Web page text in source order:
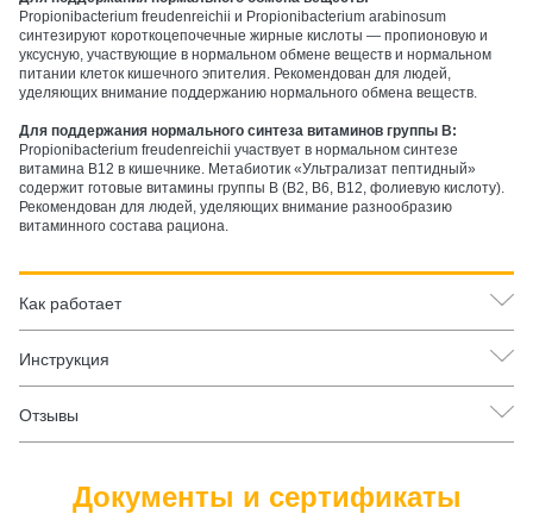
Propionibacterium freudenreichii и Propionibacterium arabinosum
синтезируют короткоцепочечные жирные кислоты — пропионовую и
уксусную, участвующие в нормальном обмене веществ и нормальном
питании клеток кишечного эпителия. Рекомендован для людей,
уделяющих внимание поддержанию нормального обмена веществ.
Для поддержания нормального синтеза витаминов группы B:
Propionibacterium freudenreichii участвует в нормальном синтезе
витамина B12 в кишечнике. Метабиотик «Ультрализат пептидный»
содержит готовые витамины группы B (B2, B6, B12, фолиевую кислоту).
Рекомендован для людей, уделяющих внимание разнообразию
витаминного состава рациона.
Как работает
Инструкция
Отзывы
Документы и сертификаты